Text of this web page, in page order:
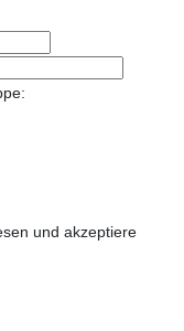
und akzeptiere